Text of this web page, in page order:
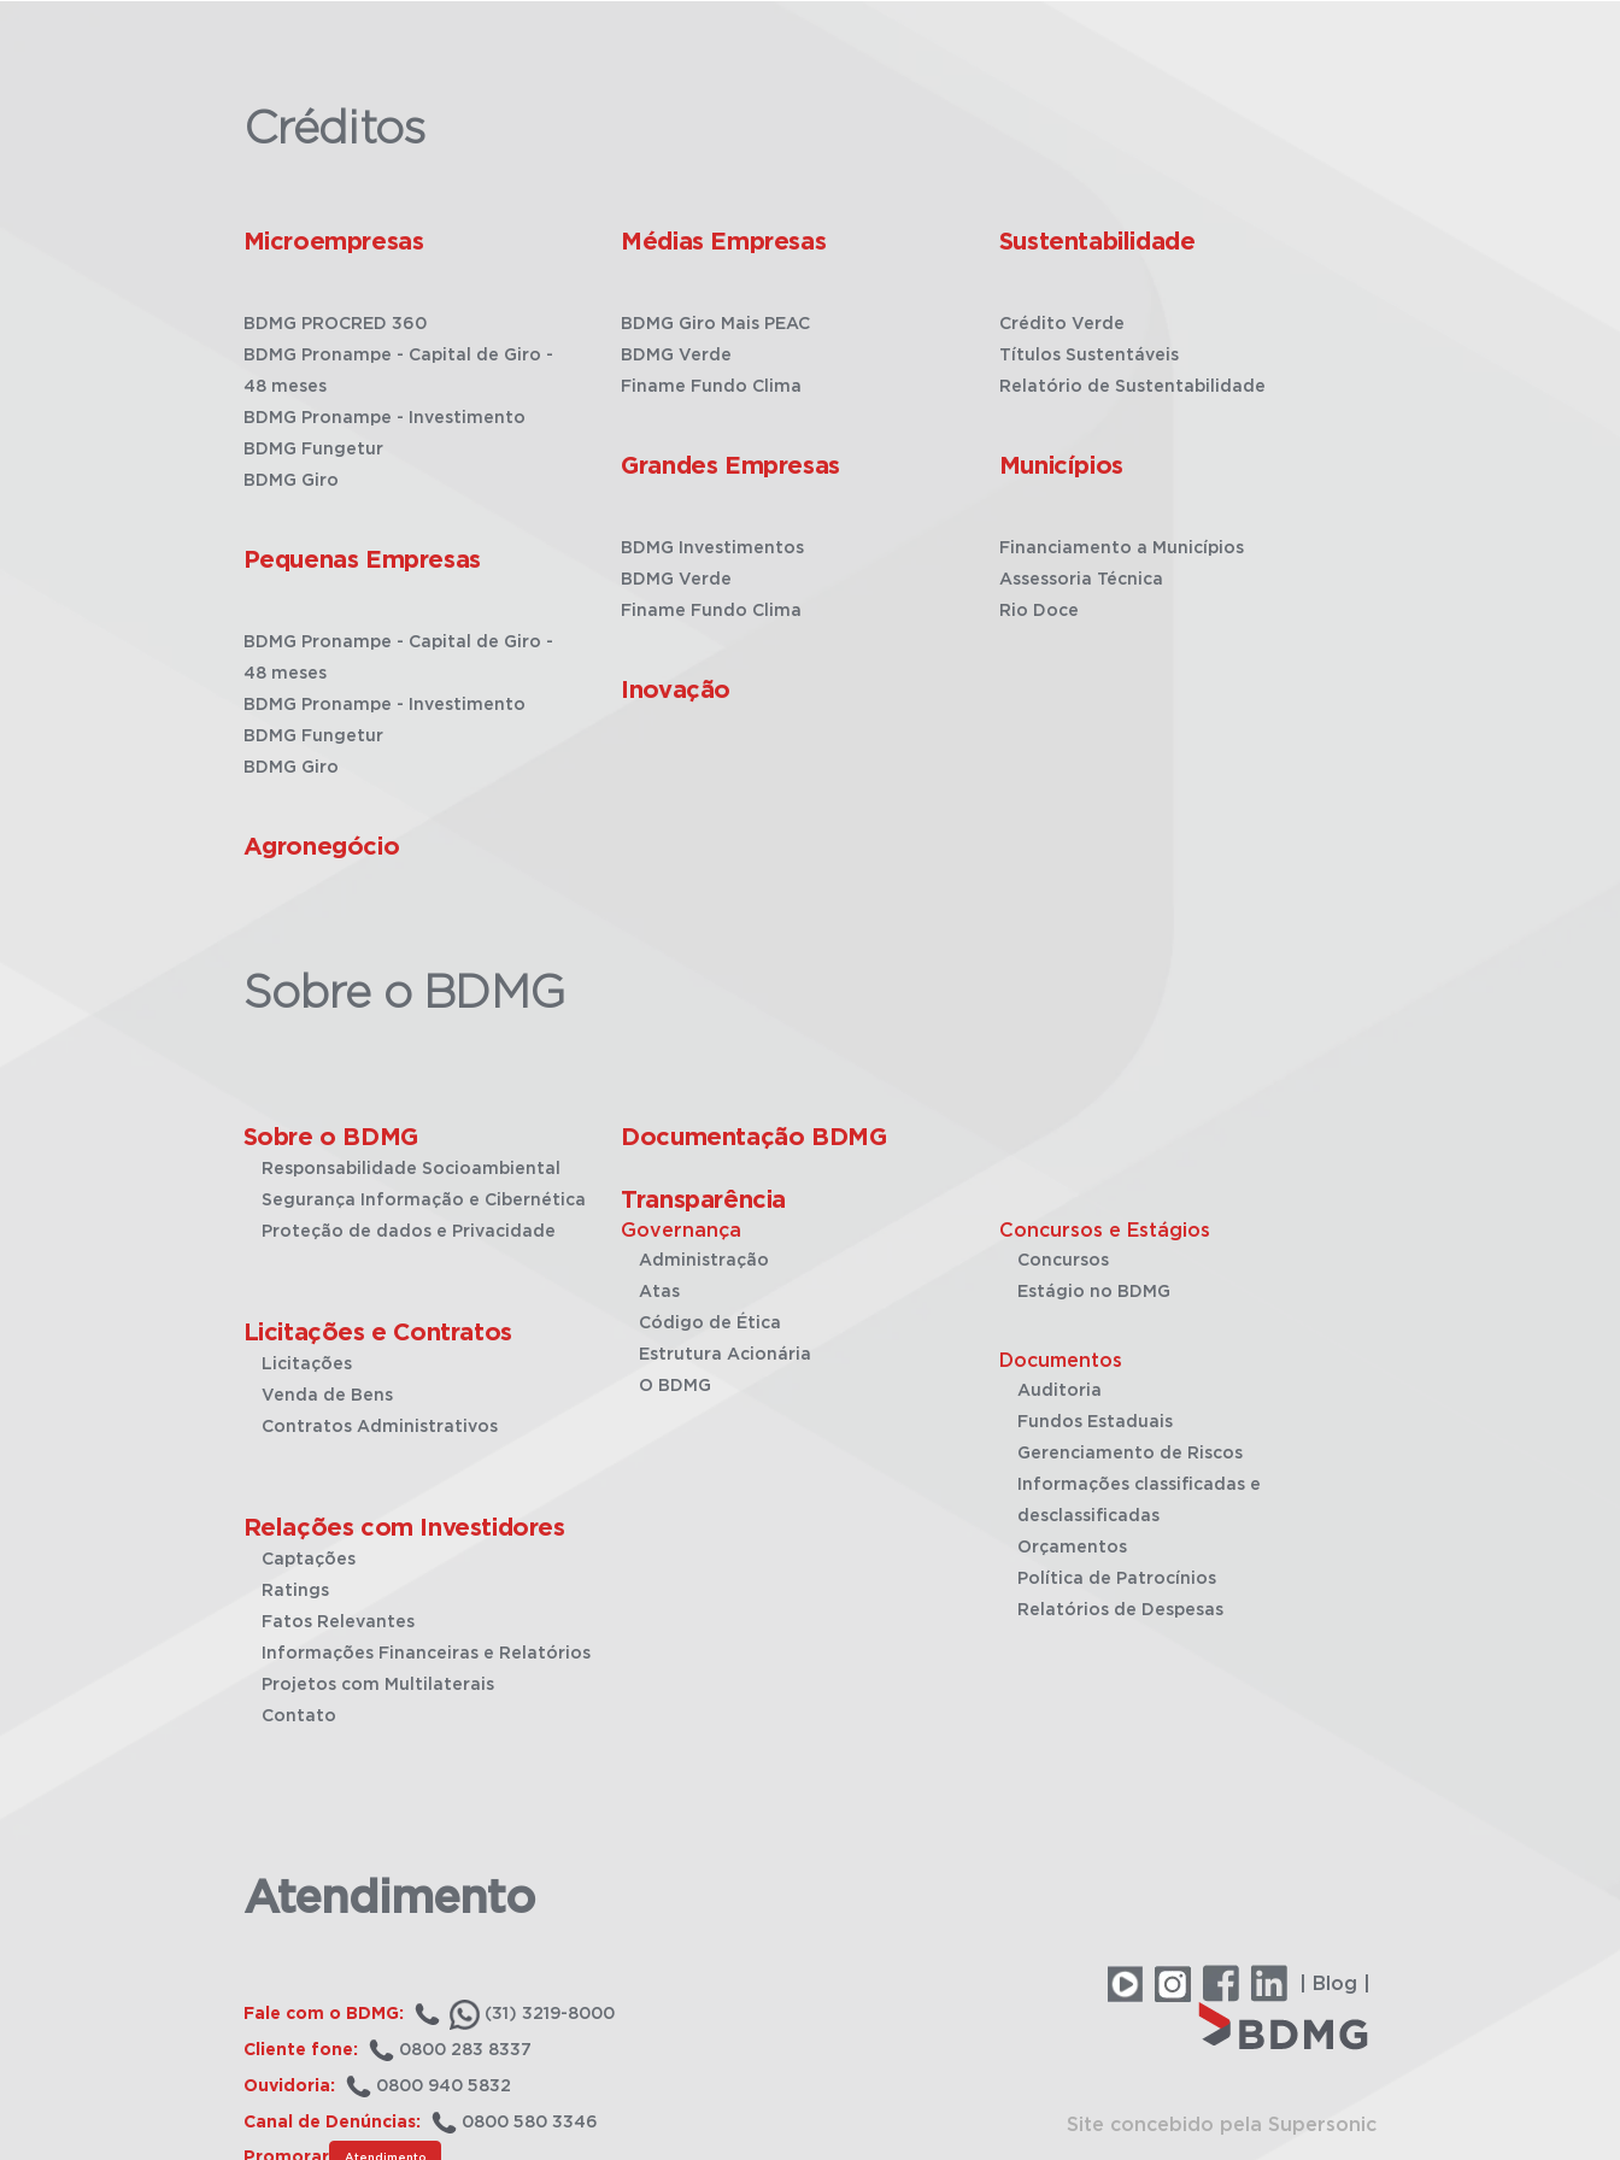
Créditos
Microempresas
BDMG PROCRED 360
BDMG Pronampe - Capital de Giro -
48 meses
BDMG Pronampe - Investimento
BDMG Fungetur
BDMG Giro
Pequenas Empresas
BDMG Pronampe - Capital de Giro -
48 meses
BDMG Pronampe - Investimento
BDMG Fungetur
BDMG Giro
Agronegócio
Médias Empresas
BDMG Giro Mais PEAC
BDMG Verde
Finame Fundo Clima
Grandes Empresas
BDMG Investimentos
BDMG Verde
Finame Fundo Clima
Inovação
Sustentabilidade
Crédito Verde
Títulos Sustentáveis
Relatório de Sustentabilidade
Municípios
Financiamento a Municípios
Assessoria Técnica
Rio Doce
Sobre o BDMG
Sobre o BDMG
Responsabilidade Socioambiental
Segurança Informação e Cibernética
Proteção de dados e Privacidade
Licitações e Contratos
Licitações
Venda de Bens
Contratos Administrativos
Relações com Investidores
Captações
Ratings
Fatos Relevantes
Informações Financeiras e Relatórios
Projetos com Multilaterais
Contato
Documentação BDMG
Transparência
Governança
Administração
Atas
Código de Ética
Estrutura Acionária
O BDMG
Concursos e Estágios
Concursos
Estágio no BDMG
Documentos
Auditoria
Fundos Estaduais
Gerenciamento de Riscos
Informações classificadas e
desclassificadas
Orçamentos
Política de Patrocínios
Relatórios de Despesas
Atendimento
Fale com o BDMG: (31) 3219-8000
Cliente fone: 0800 283 8337
Ouvidoria: 0800 940 5832
Canal de Denúncias: 0800 580 3346
Atendimento
| Blog |
Site concebido pela Supersonic